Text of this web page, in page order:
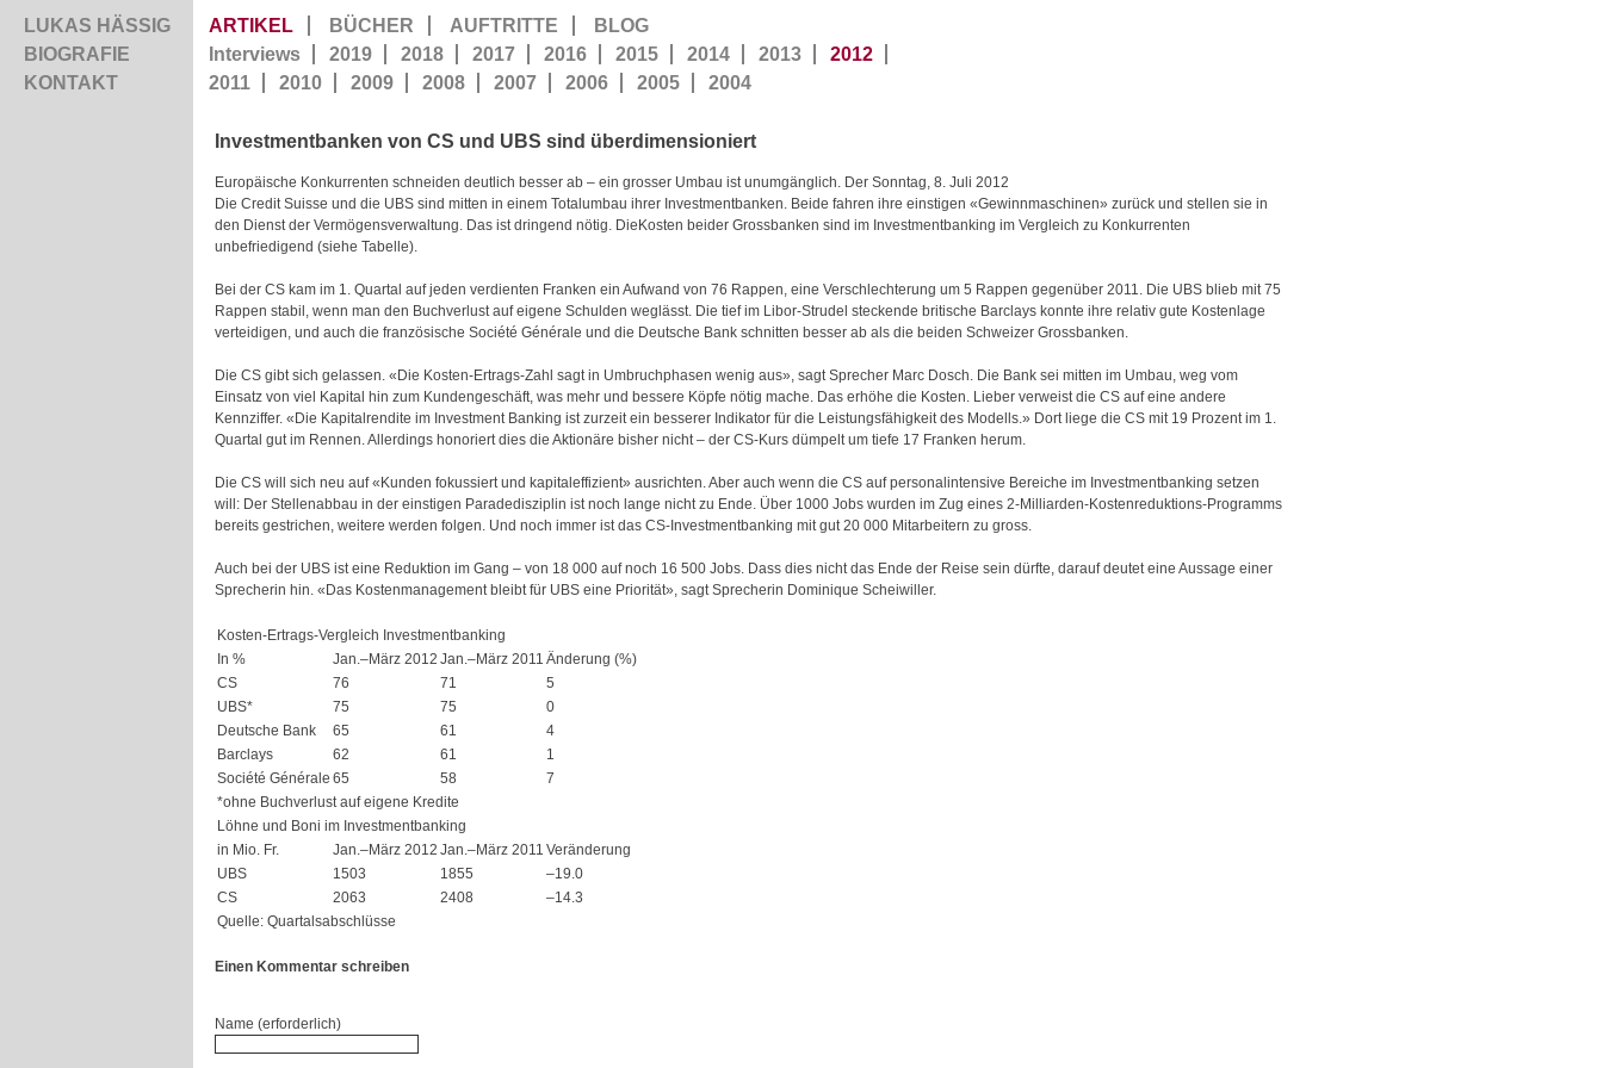
LUKAS HÄSSIG
BIOGRAFIE
KONTAKT
ARTIKEL BÜCHER AUFTRITTE
BLOG
Interviews
2019 2018 2017 2016 2015 2014 2013
2012
2011
2010 2009 2008 2007 2006 2005 2004
Investmentbanken von CS und UBS sind überdimensioniert
Europäische Konkurrenten schneiden deutlich besser ab – ein grosser Umbau ist unumgänglich. Der Sonntag, 8. Juli 2012
Die Credit Suisse und die UBS sind mitten in einem Totalumbau ihrer Investmentbanken. Beide fahren ihre einstigen «Gewinnmaschinen» zurück und stellen sie in
den Dienst der Vermögensverwaltung. Das ist dringend nötig. DieKosten beider Grossbanken sind im Investmentbanking im Vergleich zu Konkurrenten
unbefriedigend (siehe Tabelle).
Bei der CS kam im 1. Quartal auf jeden verdienten Franken ein Aufwand von 76 Rappen, eine Verschlechterung um 5 Rappen gegenüber 2011. Die UBS blieb mit 75
Rappen stabil, wenn man den Buchverlust auf eigene Schulden weglässt. Die tief im Libor-Strudel steckende britische Barclays konnte ihre relativ gute Kostenlage
verteidigen, und auch die französische Société Générale und die Deutsche Bank schnitten besser ab als die beiden Schweizer Grossbanken.
Die CS gibt sich gelassen. «Die Kosten-Ertrags-Zahl sagt in Umbruchphasen wenig aus», sagt Sprecher Marc Dosch. Die Bank sei mitten im Umbau, weg vom
Einsatz von viel Kapital hin zum Kundengeschäft, was mehr und bessere Köpfe nötig mache. Das erhöhe die Kosten. Lieber verweist die CS auf eine andere
Kennziffer. «Die Kapitalrendite im Investment Banking ist zurzeit ein besserer Indikator für die Leistungsfähigkeit des Modells.» Dort liege die CS mit 19 Prozent im 1.
Quartal gut im Rennen. Allerdings honoriert dies die Aktionäre bisher nicht – der CS-Kurs dümpelt um tiefe 17 Franken herum.
Die CS will sich neu auf «Kunden fokussiert und kapitaleffizient» ausrichten. Aber auch wenn die CS auf personalintensive Bereiche im Investmentbanking setzen
will: Der Stellenabbau in der einstigen Paradedisziplin ist noch lange nicht zu Ende. Über 1000 Jobs wurden im Zug eines 2-Milliarden-Kostenreduktions-Programms
bereits gestrichen, weitere werden folgen. Und noch immer ist das CS-Investmentbanking mit gut 20 000 Mitarbeitern zu gross.
Auch bei der UBS ist eine Reduktion im Gang – von 18 000 auf noch 16 500 Jobs. Dass dies nicht das Ende der Reise sein dürfte, darauf deutet eine Aussage einer
Sprecherin hin. «Das Kostenmanagement bleibt für UBS eine Priorität», sagt Sprecherin Dominique Scheiwiller.
Kosten-Ertrags-Vergleich Investmentbanking
In %
Jan.–März 2012 Jan.–März 2011 Änderung (%)
CS
76 71
5
UBS*
75 75
0
Deutsche Bank
65 61
4
Barclays
62 61
1
Société Générale 65 58
7
*ohne Buchverlust auf eigene Kredite
Löhne und Boni im Investmentbanking
in Mio. Fr.
Jan.–März 2012 Jan.–März 2011 Veränderung
UBS
1503 1855
–19.0
CS
2063 2408
–14.3
Quelle: Quartalsabschlüsse
Einen Kommentar schreiben
Name (erforderlich)